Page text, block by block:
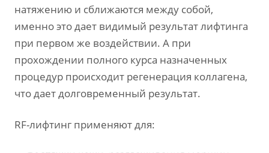
натяжению и сближаются между собой,
именно это дает видимый результат лифтинга
при первом же воздействии. А при
прохождении полного курса назначенных
процедур происходит регенерация коллагена,
что дает долговременный результат.
RF-лифтинг применяют для: